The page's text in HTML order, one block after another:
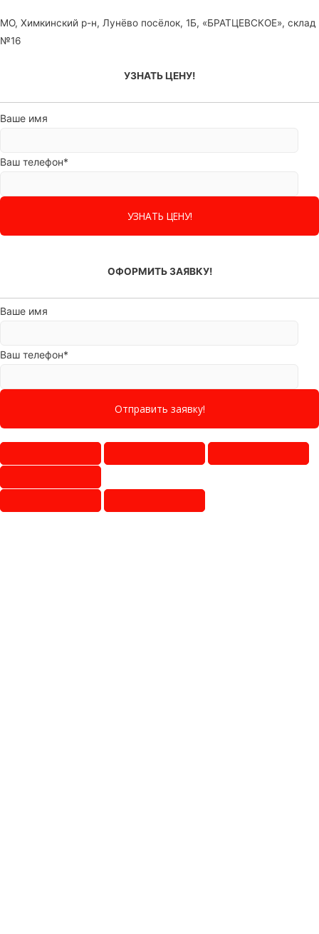
МО, Химкинский р-н, Лунёво посёлок, 1Б, «БРАТЦЕВСКОЕ», склад
№16
УЗНАТЬ ЦЕНУ!
Ваше имя
Ваш телефон*
ОФОРМИТЬ ЗАЯВКУ!
Ваше имя
Ваш телефон*